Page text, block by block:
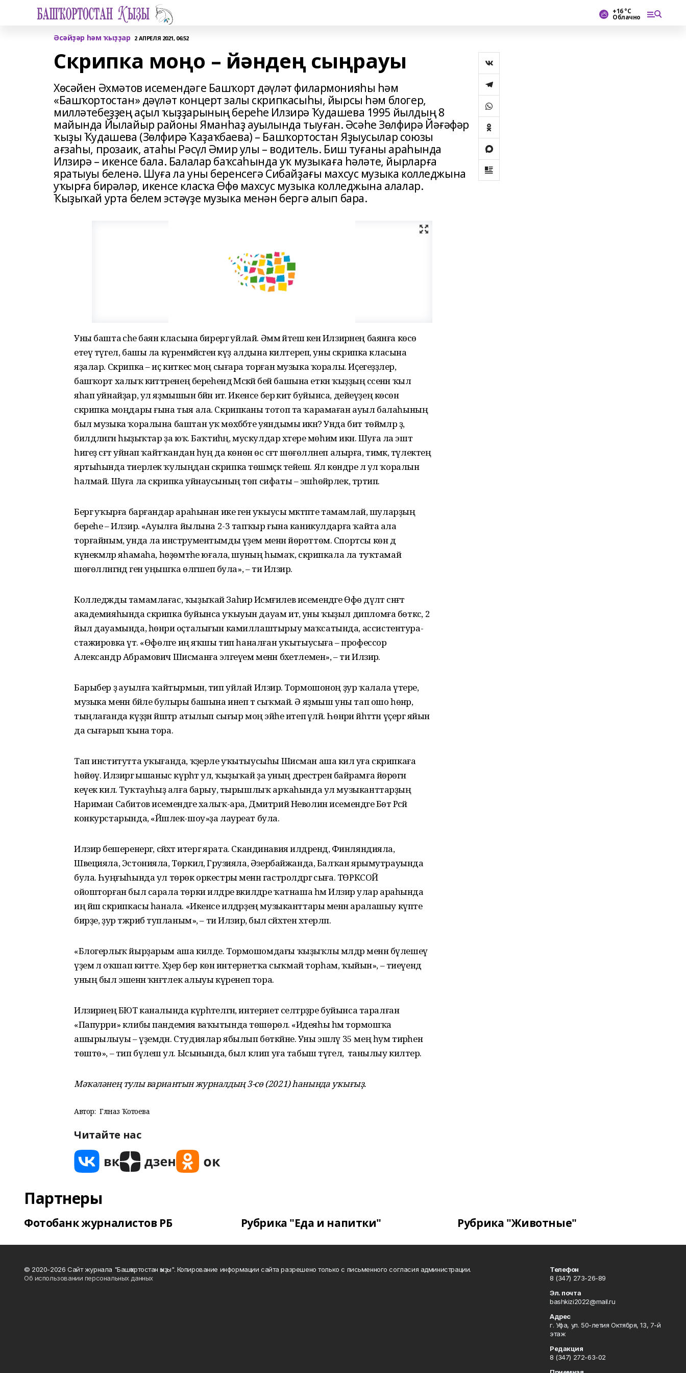
+16 °С
Облачно
Әсәйҙәр һәм ҡыҙҙар 2 АПРЕЛЯ 2021, 06:52
Скрипка моңо – йәндең сыңрауы
Хөсәйен Әхмәтов исемендәге Башҡорт дәүләт филармонияһы һәм
«Башҡортостан» дәүләт концерт залы скрипкасыһы, йырсы һәм блогер,
милләтебеҙҙең аҫыл ҡыҙҙарының береһе Илзирә Ҡудашева 1995 йылдың 8
майында Йылайыр районы Яманһаҙ ауылында тыуған. Әсәһе Зөлфирә Йәғәфәр
ҡыҙы Ҡудашева (Зөлфирә Ҡаҙаҡбаева) – Башҡортостан Яҙыусылар союзы
ағзаһы, прозаик, атаһы Рәсүл Әмир улы – водитель. Биш туғаны араһында
Илзирә – икенсе бала. Балалар баҡсаһында уҡ музыкаға һәләте, йырларға
яратыуы беленә. Шуға ла уны беренсегә Сибайҙағы махсус музыка колледжына
уҡырға бирәләр, икенсе класҡа Өфө махсус музыка колледжына алалар.
Ҡыҙыҡай урта белем эстәүҙе музыка менән бергә алып бара.
Уны башта әсәһе баян класына бирергә уйлай. Әммә йәтеш кенә Илзирәнең баянға көсө
етеү түгел, башы ла күренмәйәсәген күҙ алдына килтереп, уны скрипка класына
яҙалар. Скрипка – иҫ киткес моң сығара торған музыка ҡоралы. Иҫегеҙҙәлер,
башҡорт халыҡ әкиәттәренең береһендә Мәскәй әбей башына еткән ҡыҙҙың сәсенән ҡыл
яһап уйнайҙар, ул яҙмышын бәйән итә. Икенсе бер әкиәт буйынса, дейеүҙең көсөн
скрипка моңдары ғына тыя ала. Скрипканы тотоп та ҡарамаған ауыл балаһының
был музыка ҡоралына баштан уҡ мөхәббәте уяндымы икән? Унда бит төймәләр ҙә,
билдәләнгән һыҙыҡтар ҙа юҡ. Баҡтиһәң, мускулдар хәтере мөһим икән. Шуға ла эштә
һигеҙ сәғәт уйнап ҡайтҡандан һуң да көнөнә өс сәғәт шөғөлләнеп алырға, тимәк, тәүлектең
яртыһында тиерлек ҡулыңдан скрипка төшмәҫкә тейеш. Ял көндәре лә ул ҡоралын
һалмай. Шуға ла скрипка уйнаусының төп сифаты – эшһөйәрлек, тәртип.
Бергә уҡырға барғандар араһынан ике генә уҡыусы мәктәпте тамамлай, шуларҙың
береһе – Илзирә. «Ауылға йылына 2-3 тапҡыр ғына каникулдарға ҡайта ала
торғайным, унда ла инструментымды үҙем менән йөрөттөм. Спортсы көн дә
күнекмәләр яһамаһа, һөҙөмтәһе юғала, шуның һымаҡ, скрипкала ла туҡтамай
шөғөлләнгәндә генә уңышҡа өлгәшеп була», – ти Илзирә.
Колледжды тамамлағас, ҡыҙыҡай Заһир Исмәғилев исемендәге Өфө дәүләт сәнғәт
академияһында скрипка буйынса уҡыуын дауам итә, уны ҡыҙыл дипломға бөткәс, 2
йыл дауамында, һөнәри оҫталығын камиллаштырыу маҡсатында, ассистентура-
стажировка үтә. «Өфөләге иң яҡшы тип һаналған уҡытыусыға – профессор
Александр Абрамович Шисманға эләгеүем менән бәхетлемен», – ти Илзирә.
Барыбер ҙә ауылға ҡайтырмын, тип уйлай Илзирә. Тормошоноң ҙур ҡалала үтере,
музыка менән бәйле булыры башына инеп тә сыҡмай. Ә яҙмыш уны тап ошо һөнәр,
тыңлағанда күҙҙән йәштәр атылып сығыр моң эйәһе итеп әүәләй. Һөнәри йәһәттән үҫергә яйын
да сығарып ҡына тора.
Тап институтта уҡығанда, ҡәҙерле уҡытыусыһы Шисман аша килә уға скрипкаға
һөйөү. Илзирәгә ышаныс күрһәтә ул, ҡыҙыҡай ҙа уның дәрестәренә байрамға йөрөгән
кеүек килә. Туҡтауһыҙ алға барыу, тырышлыҡ арҡаһында ул музыканттарҙың
Нариман Сабитов исемендәге халыҡ-ара, Дмитрий Неволин исемендәге Бөтә Рәсәй
конкурстарында, «Йәшлек-шоу»ҙа лауреат була.
Илзирә бешеренергә, сәйәхәт итергә ярата. Скандинавия илдәрендә, Финляндияла,
Швецияла, Эстонияла, Төркиәлә, Грузияла, Әзербайжанда, Балҡан ярымутрауында
була. Һуңғыһында ул төрөк оркестры менән гастролдәргә сыға. ТӨРКСОЙ
ойошторған был сарала төрки илдәре вәкилдәре ҡатнаша һәм Илзирә улар араһында
иң йәш скрипкасы һанала. «Икенсе илдәрҙең музыканттары менән аралашыу күпте
бирҙе, ҙур тәжрибә тупланым», – ти Илзирә, был сәйәхәтен хәтерләп.
«Блогерлыҡ йырҙарым аша килде. Тормошомдағы ҡыҙыҡлы мәлдәр менән бүлешеү
үҙемә лә оҡшап китте. Хәҙер бер көн интернетҡа сыҡмай торһам, ҡыйын», – тиеүендә
уның был эшенән ҡәнәғәтлек алыуы күренеп тора.
Илзирәнең БЮТ каналында күрһәтелгән, интернет селтәрҙәре буйынса таралған
«Папурри» клибы пандемия ваҡытында төшөрөлә. «Идеяһы һәм тормошҡа
ашырылыуы – үҙемдән. Студиялар ябылып бөткәйне. Уны эшләү 35 мең һум тирәһенә
төштө», – тип бүлешә ул. Ысынында, был клип уға табыш түгел, ә танылыу килтерә.
Мәҡәләнең тулы вариантын журналдың 3-сө (2021) һанында уҡығыҙ.
Автор: Гөлназ Ҡотоева
Читайте нас
Партнеры
Фотобанк журналистов РБ Рубрика "Еда и напитки" Рубрика "Животные"
© 2020-2026 Сайт журнала "Башҡортостан ҡыҙы". Копирование информации сайта разрешено только с письменного согласия администрации.
Об использовании персональных данных
Телефон
8 (347) 273-26-89
Эл. почта
bashkizi2022@mail.ru
Адрес
г. Уфа, ул. 50-летия Октября, 13, 7-й
этаж
Редакция
8 (347) 272-63-02